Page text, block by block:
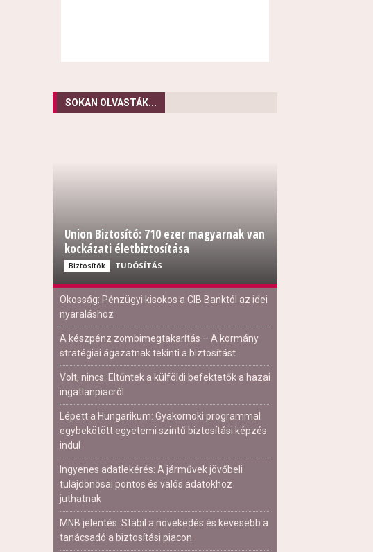
SOKAN OLVASTÁK...
Union Biztosító: 710 ezer magyarnak van
kockázati életbiztosítása
Biztosítók TUDÓSÍTÁS
Okosság: Pénzügyi kisokos a CIB Banktól az idei
nyaraláshoz
A készpénz zombimegtakarítás – A kormány
stratégiai ágazatnak tekinti a biztosítást
Volt, nincs: Eltűntek a külföldi befektetők a hazai
ingatlanpiacról
Lépett a Hungarikum: Gyakornoki programmal
egybekötött egyetemi szintű biztosítási képzés
indul
Ingyenes adatlekérés: A járművek jövőbeli
tulajdonosai pontos és valós adatokhoz
juthatnak
MNB jelentés: Stabil a növekedés és kevesebb a
tanácsadó a biztosítási piacon